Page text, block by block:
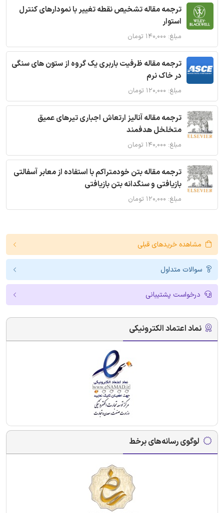
ترجمه مقاله تشخیص نقطه تغییر با نمودارهای کنترل
استوار
مبلغ: ۱۴۰,۰۰۰ تومان
ترجمه مقاله ظرفیت باربری یک گروه از ستون های سنگی
در خاک نرم
مبلغ: ۱۲۰,۰۰۰ تومان
ترجمه مقاله آنالیز ارتعاش اجباری تیرهای عمیق
متخلخل هدفمند
مبلغ: ۱۴۰,۰۰۰ تومان
ترجمه مقاله بتن خودمتراکم با استفاده از معابر آسفالتی
بازیافتی و سنگدانه بتن بازیافتی
مبلغ: ۱۲۰,۰۰۰ تومان
مشاهده خریدهای قبلی
سوالات متداول
درخواست پشتیبانی
نماد اعتماد الکترونیکی
لوگوی رسانه‌های برخط